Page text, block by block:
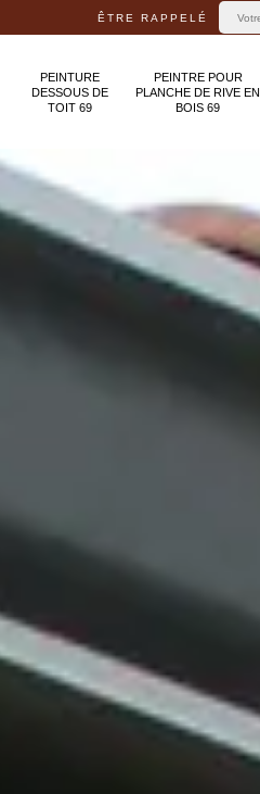
ÊTRE RAPPELÉ
PEINTURE
DESSOUS DE
TOIT 69
PEINTRE POUR
PLANCHE DE RIVE EN
BOIS 69